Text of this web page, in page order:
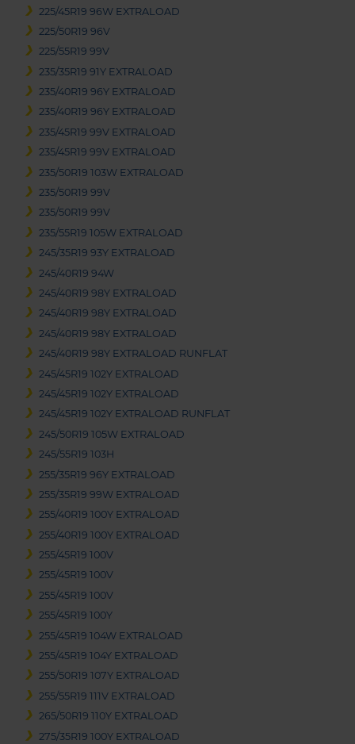
225/45R19 96W EXTRALOAD
225/50R19 96V
225/55R19 99V
235/35R19 91Y EXTRALOAD
235/40R19 96Y EXTRALOAD
235/40R19 96Y EXTRALOAD
235/45R19 99V EXTRALOAD
235/45R19 99V EXTRALOAD
235/50R19 103W EXTRALOAD
235/50R19 99V
235/50R19 99V
235/55R19 105W EXTRALOAD
245/35R19 93Y EXTRALOAD
245/40R19 94W
245/40R19 98Y EXTRALOAD
245/40R19 98Y EXTRALOAD
245/40R19 98Y EXTRALOAD
245/40R19 98Y EXTRALOAD RUNFLAT
245/45R19 102Y EXTRALOAD
245/45R19 102Y EXTRALOAD
245/45R19 102Y EXTRALOAD RUNFLAT
245/50R19 105W EXTRALOAD
245/55R19 103H
255/35R19 96Y EXTRALOAD
255/35R19 99W EXTRALOAD
255/40R19 100Y EXTRALOAD
255/40R19 100Y EXTRALOAD
255/45R19 100V
255/45R19 100V
255/45R19 100V
255/45R19 100Y
255/45R19 104W EXTRALOAD
255/45R19 104Y EXTRALOAD
255/50R19 107Y EXTRALOAD
255/55R19 111V EXTRALOAD
265/50R19 110Y EXTRALOAD
275/35R19 100Y EXTRALOAD